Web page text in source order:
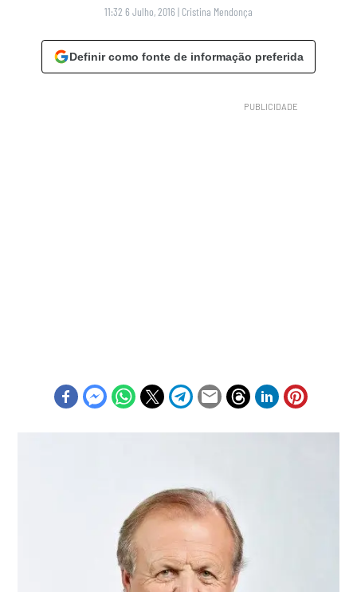
11:32 6 Julho, 2016 | Cristina Mendonça
Definir como fonte de informação preferida